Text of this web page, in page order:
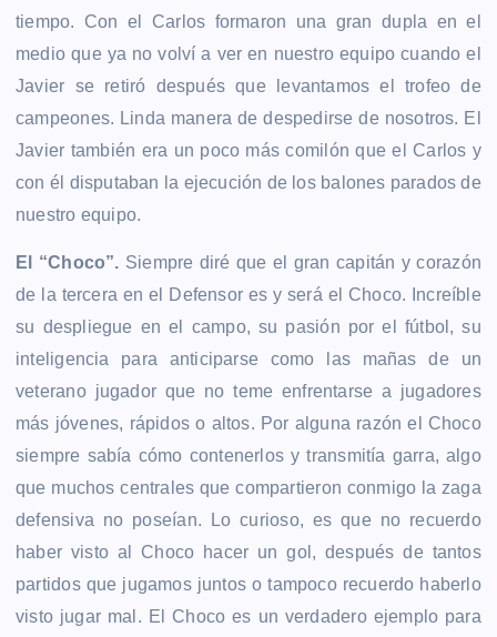
tiempo. Con el Carlos formaron una gran dupla en el
medio que ya no volví a ver en nuestro equipo cuando el
Javier se retiró después que levantamos el trofeo de
campeones. Linda manera de despedirse de nosotros. El
Javier también era un poco más comilón que el Carlos y
con él disputaban la ejecución de los balones parados de
nuestro equipo.
El “Choco”. Siempre diré que el gran capitán y corazón
de la tercera en el Defensor es y será el Choco. Increíble
su despliegue en el campo, su pasión por el fútbol, su
inteligencia para anticiparse como las mañas de un
veterano jugador que no teme enfrentarse a jugadores
más jóvenes, rápidos o altos. Por alguna razón el Choco
siempre sabía cómo contenerlos y transmitía garra, algo
que muchos centrales que compartieron conmigo la zaga
defensiva no poseían. Lo curioso, es que no recuerdo
haber visto al Choco hacer un gol, después de tantos
partidos que jugamos juntos o tampoco recuerdo haberlo
visto jugar mal. El Choco es un verdadero ejemplo para